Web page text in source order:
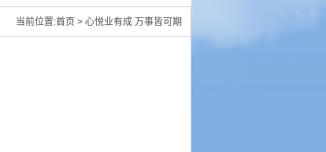
当前位置:首页 > 心悦业有成 万事皆可期